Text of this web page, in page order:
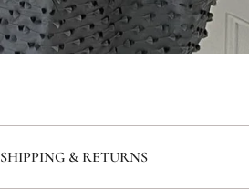
SHIPPING & RETURNS